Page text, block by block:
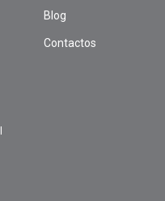
Blog
Contactos